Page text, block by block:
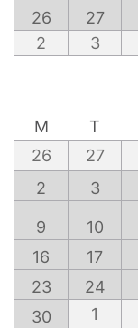
26 27
2
3
M
T
26
27
2
3
9 10
16
17
23
24
30
1